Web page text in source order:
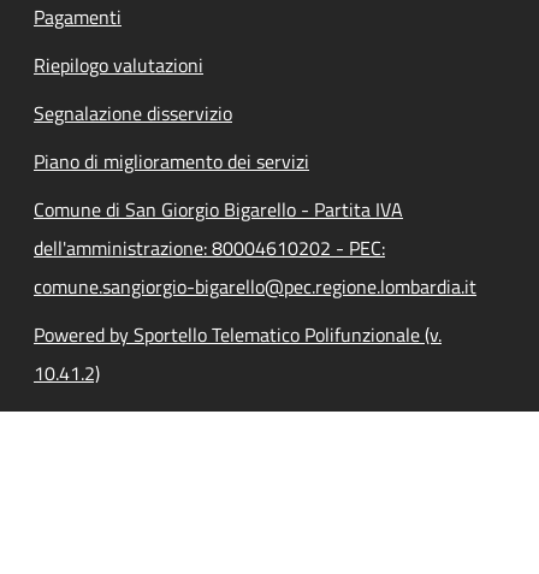
Pagamenti
Riepilogo valutazioni
Segnalazione disservizio
Piano di miglioramento dei servizi
Comune di San Giorgio Bigarello - Partita IVA
dell'amministrazione: 80004610202 - PEC:
comune.sangiorgio-bigarello@pec.regione.lombardia.it
Powered by Sportello Telematico Polifunzionale (v.
10.41.2)